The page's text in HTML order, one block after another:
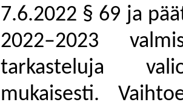
7.6.2022 § 69 ja
2022–2023
tarkasteluja
mukaisesti.